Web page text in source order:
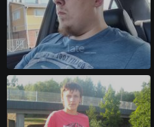
_late__